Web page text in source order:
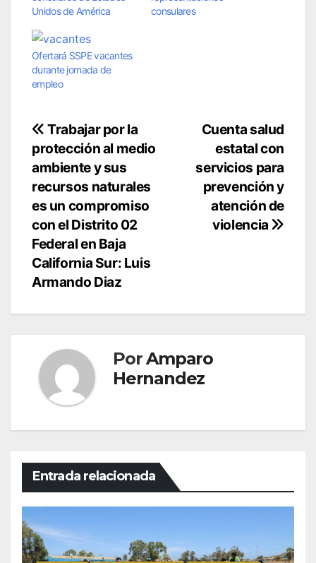
Unidos de América
consulares
Ofertará SSPE vacantes
durante jornada de
empleo
Navegación
de
entradas
Cuenta salud
estatal con
servicios para
prevención y
atención de
violencia
Trabajar por la
protección al medio
ambiente y sus
recursos naturales
es un compromiso
con el Distrito 02
Federal en Baja
California Sur: Luis
Armando Diaz
PorAmparo
Hernandez
Entrada relacionada